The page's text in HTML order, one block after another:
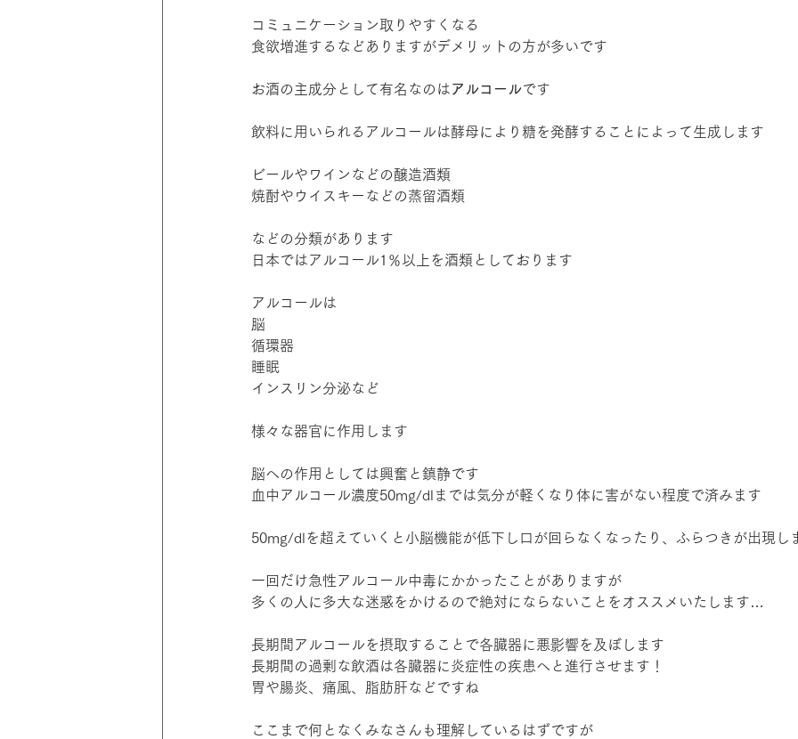
コミュニケーション取りやすくなる
食欲増進するなどありますがデメリットの方が多いです
お酒の主成分として有名なのは アルコールです
飲料に用いられるアルコールは酵母により糖を発酵することによって生成します
ビールやワインなどの醸造酒類
焼酎やウイスキーなどの蒸留酒類
などの分類があります
日本ではアルコール1％以上を酒類としております
アルコールは
脳
循環器
睡眠
インスリン分泌など
様々な器官に作用します
脳への作用としては興奮と鎮静です
血中アルコール濃度50mg/dlまでは気分が軽くなり体に害がない程度で済みます
50mg/dlを超えていくと小脳機能が低下し口が回らなくなったり、ふらつきが出現し
一回だけ急性アルコール中毒にかかったことがありますが
多くの人に多大な迷惑をかけるので絶対にならないことをオススメいたします…
長期間アルコールを摂取することで各臓器に悪影響を及ぼします
長期間の過剰な飲酒は各臓器に炎症性の疾患へと進行させます！
胃や腸炎、痛風、脂肪肝などですね
ここまで何となくみなさんも理解しているはずですが